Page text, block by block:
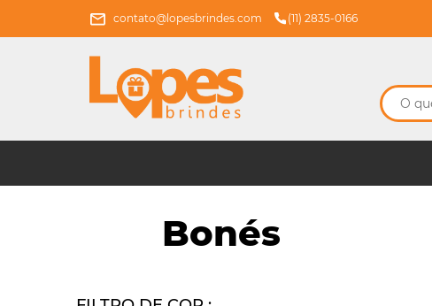
contato@lopesbrindes.com (11) 2835-0166
Bonés